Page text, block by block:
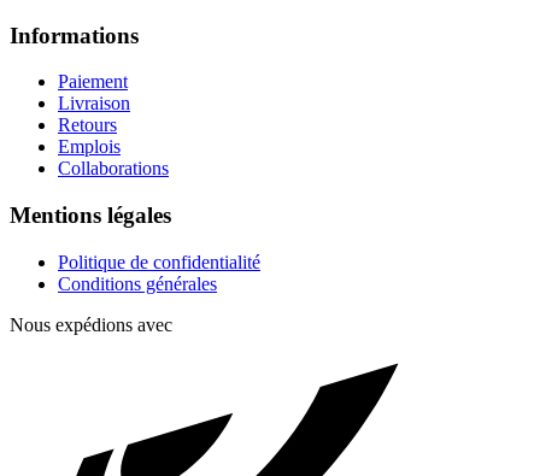
Informations
Paiement
Livraison
Retours
Emplois
Collaborations
Mentions légales
Politique de confidentialité
Conditions générales
Nous expédions avec